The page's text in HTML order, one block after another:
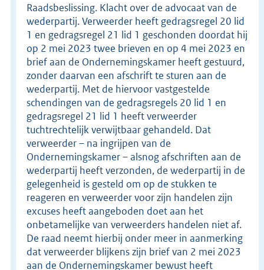
Raadsbeslissing. Klacht over de advocaat van de
wederpartij. Verweerder heeft gedragsregel 20 lid
1 en gedragsregel 21 lid 1 geschonden doordat hij
op 2 mei 2023 twee brieven en op 4 mei 2023 en
brief aan de Ondernemingskamer heeft gestuurd,
zonder daarvan een afschrift te sturen aan de
wederpartij. Met de hiervoor vastgestelde
schendingen van de gedragsregels 20 lid 1 en
gedragsregel 21 lid 1 heeft verweerder
tuchtrechtelijk verwijtbaar gehandeld. Dat
verweerder – na ingrijpen van de
Ondernemingskamer – alsnog afschriften aan de
wederpartij heeft verzonden, de wederpartij in de
gelegenheid is gesteld om op de stukken te
reageren en verweerder voor zijn handelen zijn
excuses heeft aangeboden doet aan het
onbetamelijke van verweerders handelen niet af.
De raad neemt hierbij onder meer in aanmerking
dat verweerder blijkens zijn brief van 2 mei 2023
aan de Ondernemingskamer bewust heeft